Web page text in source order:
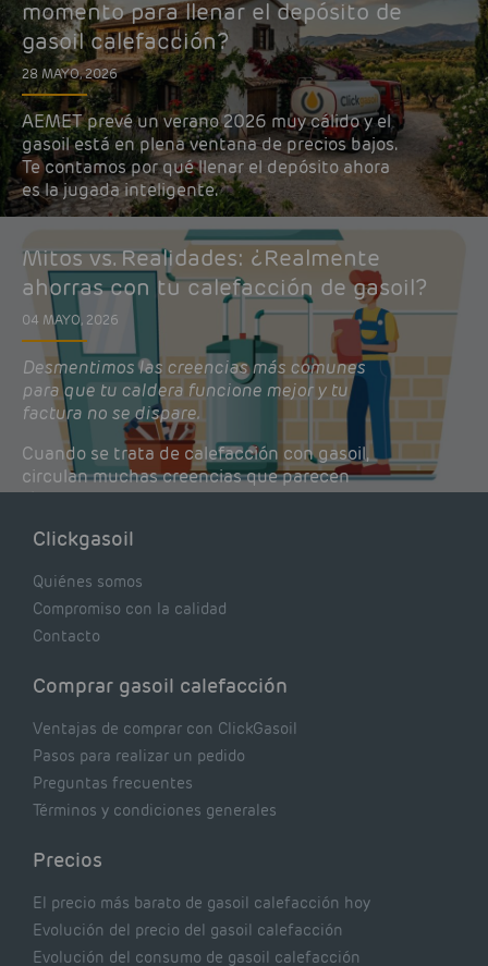
momento para llenar el depósito de
gasoil calefacción?
28 MAYO, 2026
AEMET prevé un verano 2026 muy cálido y el
gasoil está en plena ventana de precios bajos.
Te contamos por qué llenar el depósito ahora
es la jugada inteligente.
Mitos vs. Realidades: ¿Realmente
ahorras con tu calefacción de gasoil?
04 MAYO, 2026
Desmentimos las creencias más comunes
para que tu caldera funcione mejor y tu
factura no se dispare.
Cuando se trata de calefacción con gasoil,
circulan muchas creencias que parecen
lógicas pero que, en realidad, pueden estar
de tu caldera. Pocas se contrastan con lo que
Clickgasoil
Quiénes somos
Compromiso con la calidad
Contacto
Comprar gasoil calefacción
Ventajas de comprar con ClickGasoil
Pasos para realizar un pedido
Preguntas frecuentes
Términos y condiciones generales
Precios
El precio más barato de gasoil calefacción hoy
Evolución del precio del gasoil calefacción
Evolución del consumo de gasoil calefacción